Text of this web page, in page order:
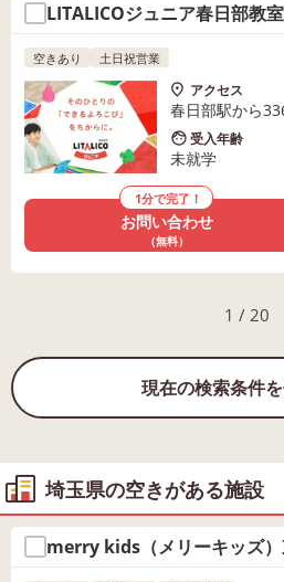
LITALICOジュニア春日部教室
空きあり 土日祝営業
アクセス
春日部駅から
受入年齢
未就学
1分で完了！
お問い合わせ
（無料）
1 / 20
現在の検索条件
埼玉県の空きがある施設
merry kids（メリーキッズ